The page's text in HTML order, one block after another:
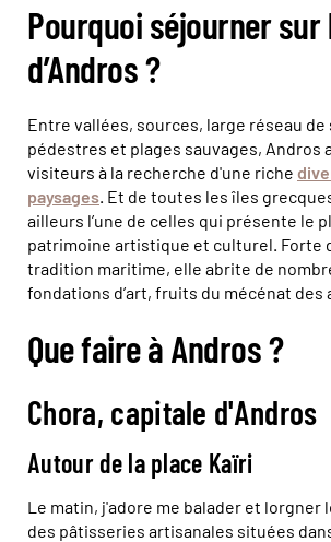
Pourquoi séjourner sur
d’Andros ?
Entre vallées, sources, large réseau
pédestres et plages sauvages, Andros
visiteurs à la recherche d'une riche
paysages. Et de toutes les îles
ailleurs l’une de celles qui présente le
patrimoine artistique et culturel. Forte
tradition maritime, elle abrite de
fondations d’art, fruits du mécénat des
Que faire à Andros ?
Chora, capitale d'Andros
Autour de la place Kaïri
Le matin, j'adore me balader et lorgner
des pâtisseries artisanales situées